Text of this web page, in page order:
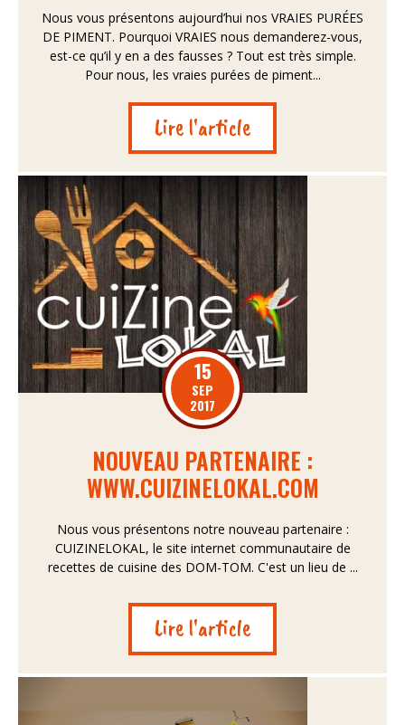
Nous vous présentons aujourd’hui nos VRAIES PURÉES
DE PIMENT. Pourquoi VRAIES nous demanderez-vous,
est-ce qu’il y en a des fausses ? Tout est très simple.
Pour nous, les vraies purées de piment...
Lire l'article
15
SEP
2017
NOUVEAU PARTENAIRE :
WWW.CUIZINELOKAL.COM
Nous vous présentons notre nouveau partenaire :
CUIZINELOKAL, le site internet communautaire de
recettes de cuisine des DOM-TOM. C'est un lieu de ...
Lire l'article